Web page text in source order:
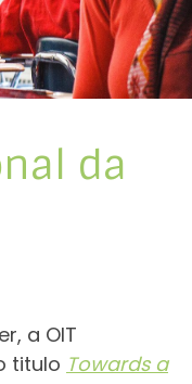
da
a OIT
titulo Towards a